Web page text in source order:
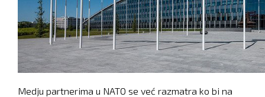
Medju partnerima u NATO se već razmatra ko bi na